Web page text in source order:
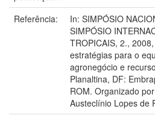
Referência:
In: SIMPÓSIO
SIMPÓSIO
TROPICAIS, 2.,
estratégias para o
agronegócio e
Planaltina, DF:
ROM. Organizado
Austeclínio Lopes de